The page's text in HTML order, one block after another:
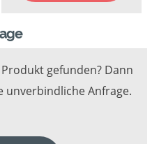
gefunden? Dann
unverbindliche Anfrage.